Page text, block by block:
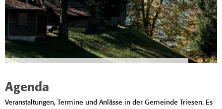
Agenda
Veranstaltungen, Termine und Anlässe in der Gemeinde Triesen. Es